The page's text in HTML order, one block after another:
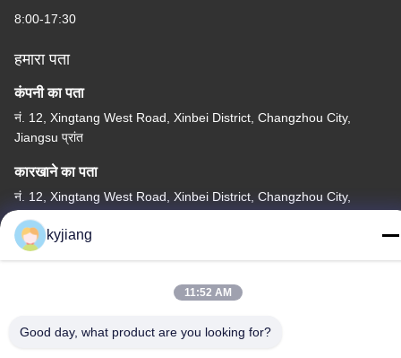
8:00-17:30
हमारा पता
कंपनी का पता
नं. 12, Xingtang West Road, Xinbei District, Changzhou City,
Jiangsu प्रांत
कारखाने का पता
नं. 12, Xingtang West Road, Xinbei District, Changzhou City,
Jiangsu प्रांत
टेलीफोन
kyjiang
11:52 AM
Good day, what product are you looking for?